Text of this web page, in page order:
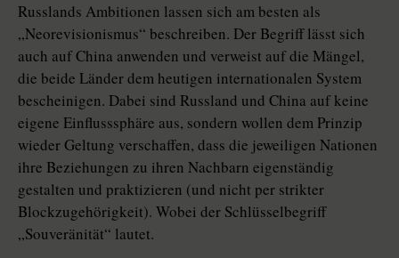
Russlands Ambitionen lassen sich am besten als
„Neorevisionismus“ beschreiben. Der Begriff lässt sich
auch auf China anwenden und verweist auf die Mängel,
die beide Länder dem heutigen internationalen System
bescheinigen. Dabei sind Russland und China auf keine
eigene Einflusssphäre aus, sondern wollen dem Prinzip
wieder Geltung verschaffen, dass die jeweiligen Nationen
ihre Beziehungen zu ihren Nachbarn eigenständig
gestalten und praktizieren (und nicht per strikter
Blockzugehörigkeit). Wobei der Schlüsselbegriff
„Souveränität“ lautet.